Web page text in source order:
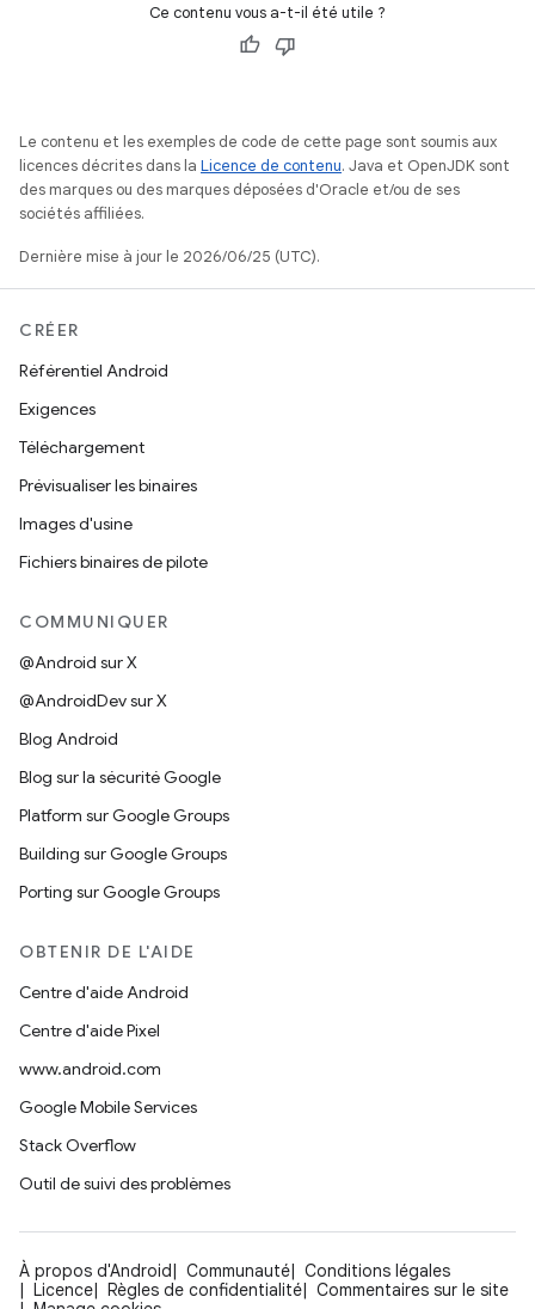
Ce contenu vous a-t-il été utile ?
Le contenu et les exemples de code de cette page sont soumis aux
licences décrites dans la Licence de contenu. Java et OpenJDK sont
des marques ou des marques déposées d'Oracle et/ou de ses
sociétés affiliées.
Dernière mise à jour le 2026/06/25 (UTC).
CRÉER
Référentiel Android
Exigences
Téléchargement
Prévisualiser les binaires
Images d'usine
Fichiers binaires de pilote
COMMUNIQUER
@Android sur X
@AndroidDev sur X
Blog Android
Blog sur la sécurité Google
Platform sur Google Groups
Building sur Google Groups
Porting sur Google Groups
OBTENIR DE L'AIDE
Centre d'aide Android
Centre d'aide Pixel
www.android.com
Google Mobile Services
Stack Overflow
Outil de suivi des problèmes
À propos d'Android Communauté
Conditions légales
Licence
Règles de confidentialité
Commentaires sur le site